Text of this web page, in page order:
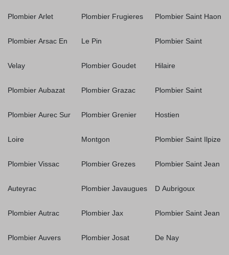
Plombier Arlet
Plombier Arsac En
Velay
Plombier Aubazat
Plombier Aurec Sur
Loire
Plombier Vissac
Auteyrac
Plombier Autrac
Plombier Auvers
Plombier Frugieres
Le Pin
Plombier Goudet
Plombier Grazac
Plombier Grenier
Montgon
Plombier Grezes
Plombier Javaugues
Plombier Jax
Plombier Josat
Plombier Saint Haon
Plombier Saint
Hilaire
Plombier Saint
Hostien
Plombier Saint Ilpize
Plombier Saint Jean
D Aubrigoux
Plombier Saint Jean
De Nay